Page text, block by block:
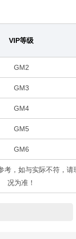
VIP等级
GM2
GM3
GM4
GM5
GM6
考，如与实际不符，
况为准！